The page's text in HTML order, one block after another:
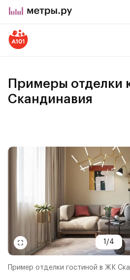
Примеры отделки
Скандинавия
Пример отделки гостиной в ЖК
1 /4